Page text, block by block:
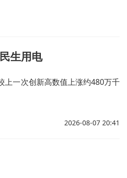
生用电
上一次创新高数值上涨约480万千
2026-08-07 20:41